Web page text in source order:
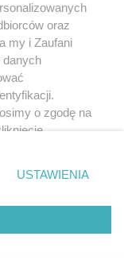
oraz
my i Zaufani
danych
o zgodę na
prywatności
zgody
się takiemu
tylko
USTAWIENIA